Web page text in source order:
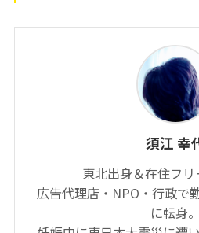
須江 幸
東北出身＆在住フリ
広告代理店・NPO・行政で
に転身。